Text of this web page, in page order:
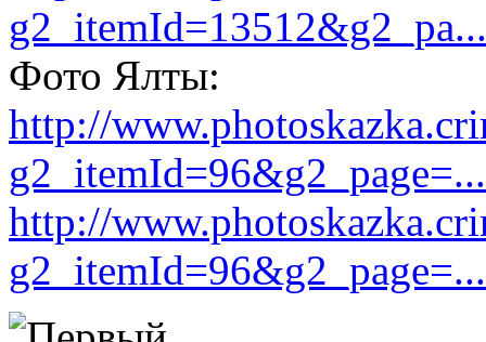
g2_itemId=13512&g2_pa...
Фото Ялты:
http://
g2_itemId=96&g2_page=...
http://
g2_itemId=96&g2_page=...